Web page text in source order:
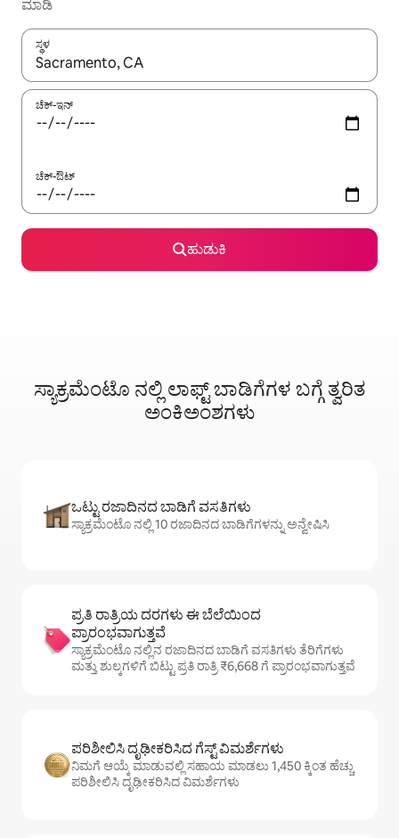
ಮಾಡಿ
ಸ್ಥಳ
ಫಲಿತಾಂಶಗಳು ಲಭ್ಯವಿರುವಾಗ, ಅಪ್ ಮತ್ತು ಡೌನ್ ಬಾಣದ ಕೀಲಿಗಳೊಂದಿಗೆ
ಚೆಕ್-ಇನ್
ಚೆಕ್-ಔಟ್
ಹುಡುಕಿ
ಸ್ಯಾಕ್ರಮೆಂಟೊ ನಲ್ಲಿ ಲಾಫ್ಟ್‌ ಬಾಡಿಗೆಗಳ ಬಗ್ಗೆ ತ್ವರಿತ
ಅಂಕಿಅಂಶಗಳು
ಒಟ್ಟು ರಜಾದಿನದ ಬಾಡಿಗೆ ವಸತಿಗಳು
ಸ್ಯಾಕ್ರಮೆಂಟೊ ನಲ್ಲಿ 10 ರಜಾದಿನದ ಬಾಡಿಗೆಗಳನ್ನು ಅನ್ವೇಷಿಸಿ
ಪ್ರತಿ ರಾತ್ರಿಯ ದರಗಳು ಈ ಬೆಲೆಯಿಂದ
ಪ್ರಾರಂಭವಾಗುತ್ತವೆ
ಸ್ಯಾಕ್ರಮೆಂಟೊ ನಲ್ಲಿನ ರಜಾದಿನದ ಬಾಡಿಗೆ ವಸತಿಗಳು ತೆರಿಗೆಗಳು
ಮತ್ತು ಶುಲ್ಕಗಳಿಗೆ ಬಿಟ್ಟು ಪ್ರತಿ ರಾತ್ರಿ ₹6,668 ಗೆ ಪ್ರಾರಂಭವಾಗುತ್ತವೆ
ಪರಿಶೀಲಿಸಿ ದೃಢೀಕರಿಸಿದ ಗೆಸ್ಟ್ ವಿಮರ್ಶೆಗಳು
ನಿಮಗೆ ಆಯ್ಕೆ ಮಾಡುವಲ್ಲಿ ಸಹಾಯ ಮಾಡಲು 1,450 ಕ್ಕಿಂತ ಹೆಚ್ಚು
ಪರಿಶೀಲಿಸಿ ದೃಢೀಕರಿಸಿದ ವಿಮರ್ಶೆಗಳು